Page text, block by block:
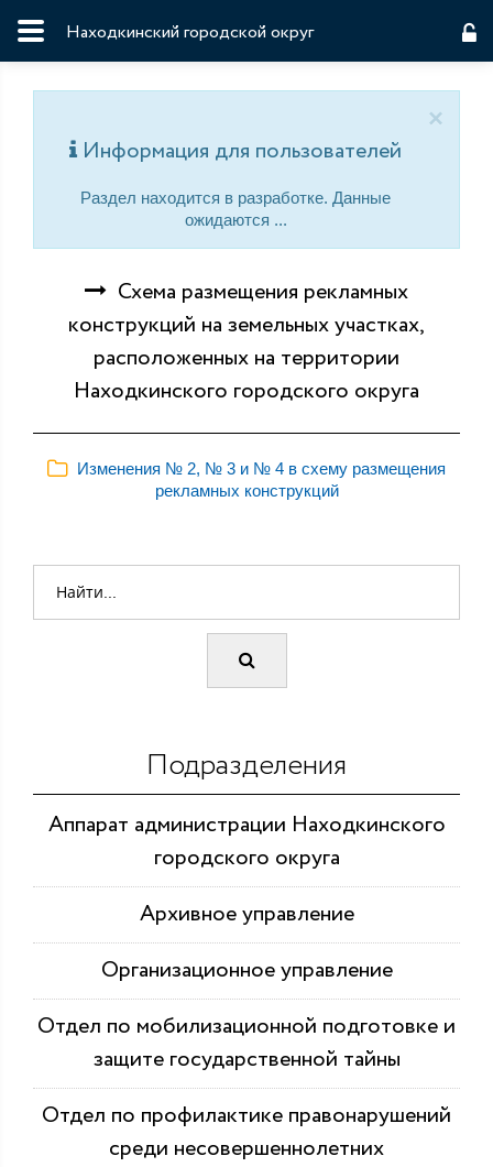
Находкинский городской округ
×
Информация для пользователей
Раздел находится в разработке. Данные
ожидаются ...
Схема размещения рекламных
конструкций на земельных участках,
расположенных на территории
Находкинского городского округа
Изменения № 2, № 3 и № 4 в схему размещения
рекламных конструкций
Подразделения
Аппарат администрации Находкинского
городского округа
Архивное управление
Организационное управление
Отдел по мобилизационной подготовке и
защите государственной тайны
Отдел по профилактике правонарушений
среди несовершеннолетних